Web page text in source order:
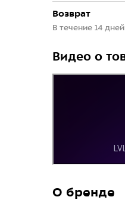
Возврат
В течение 14
Видео о
О бренде